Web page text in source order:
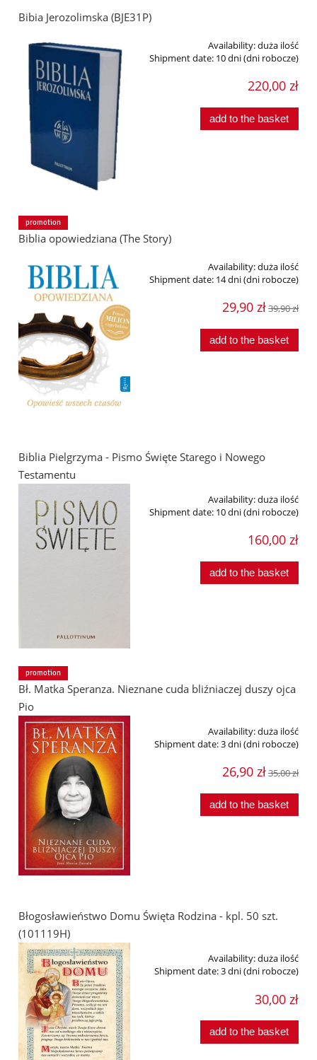
Bibia Jerozolimska (BJE31P)
Availability:duża ilość
Shipment date: 10 dni (dni robocze)
220,00 zł
add to the basket
Biblia opowiedziana (The Story)
Availability:duża ilość
Shipment date: 14 dni (dni robocze)
29,90 zł39,90 zł
add to the basket
promotion
Biblia Pielgrzyma - Pismo Święte Starego i Nowego
Testamentu
Availability:duża ilość
Shipment date: 10 dni (dni robocze)
160,00 zł
add to the basket
Bł. Matka Speranza. Nieznane cuda bliźniaczej duszy ojca
Pio
Availability:duża ilość
Shipment date:3 dni (dni robocze)
26,90 zł35,00 zł
add to the basket
promotion
Błogosławieństwo Domu Święta Rodzina - kpl. 50 szt.
(101119H)
Availability:duża ilość
Shipment date:3 dni (dni robocze)
30,00 zł
add to the basket